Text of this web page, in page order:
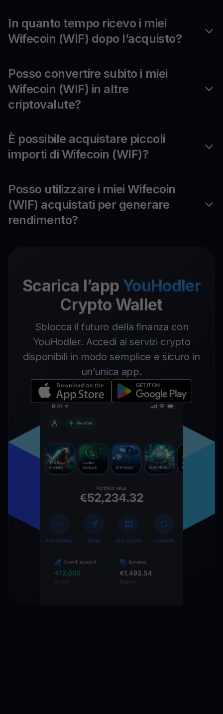
In quanto tempo ricevo i miei
Wifecoin (WIF) dopo l’acquisto?
Posso convertire subito i miei
Wifecoin (WIF) in altre
criptovalute?
È possibile acquistare piccoli
importi di Wifecoin (WIF)?
Posso utilizzare i miei Wifecoin
(WIF) acquistati per generare
rendimento?
Scarica l’app YouHodler
Crypto Wallet
Sblocca il futuro della finanza con
YouHodler. Accedi ai servizi crypto
disponibili in modo semplice e sicuro in
un’unica app.